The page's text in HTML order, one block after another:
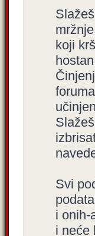
koji
Svi
i onih-
i neće